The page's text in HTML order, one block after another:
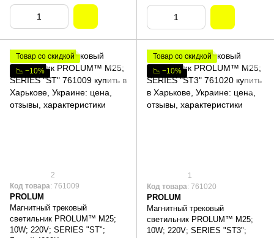
Товар со скидкой
📉 −10%
2
Код товара: 761009
PROLUM
Магнитный трековый
светильник PROLUM™ M25;
10W; 220V; SERIES "ST";
Товар со скидкой
📉 −10%
1
Код товара: 761020
PROLUM
Магнитный трековый
светильник PROLUM™ M25;
10W; 220V; SERIES "ST3";